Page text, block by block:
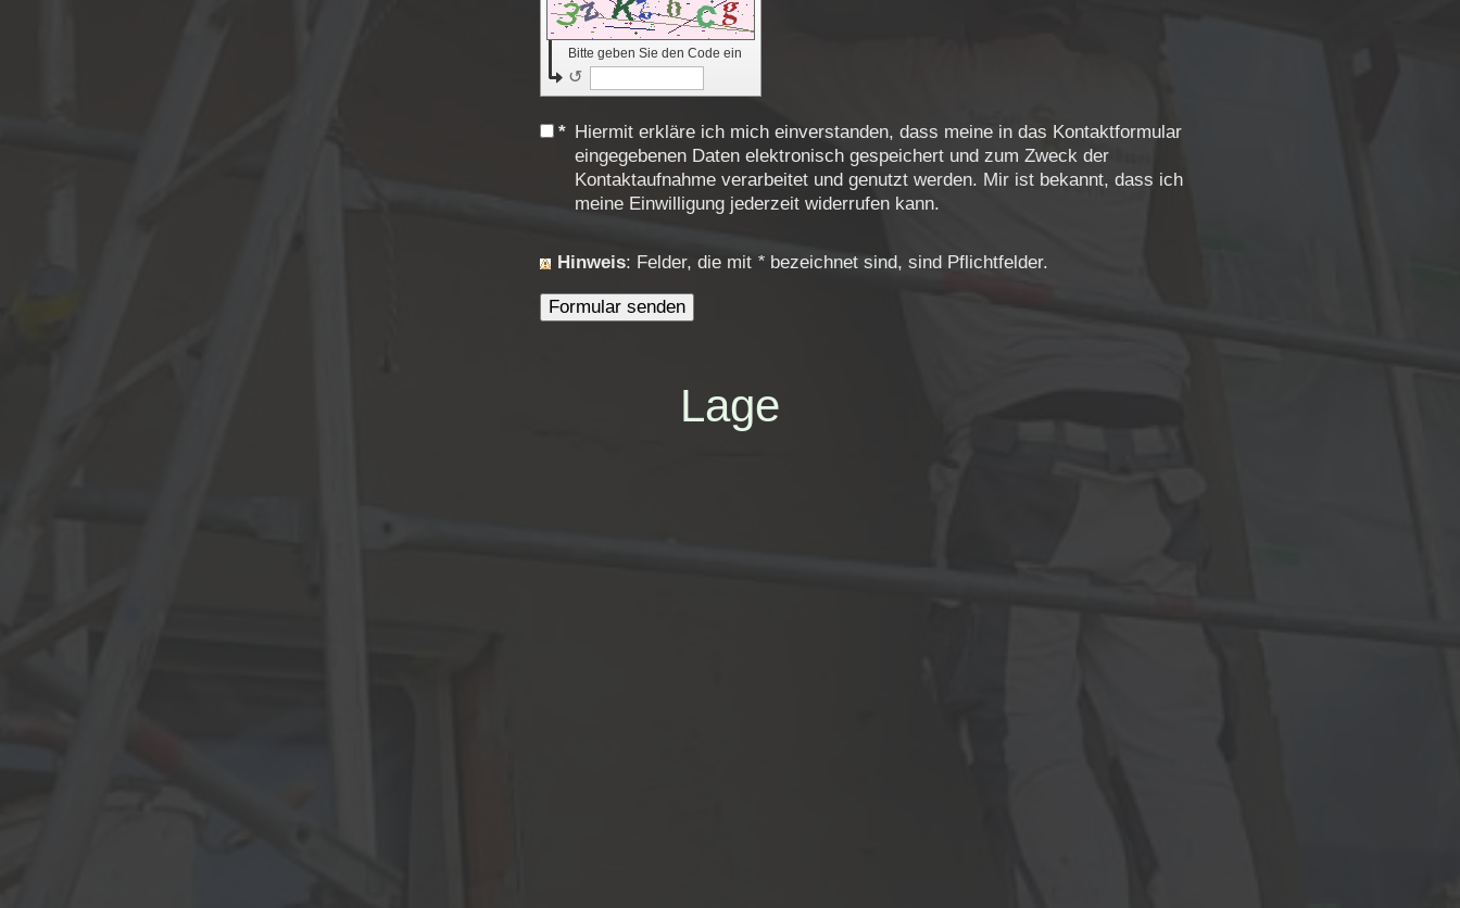
Bitte geben Sie den Code ein
↺
* Hiermit erkläre ich mich einverstanden, dass meine in das Kontaktformular
eingegebenen Daten elektronisch gespeichert und zum Zweck der
Kontaktaufnahme verarbeitet und genutzt werden. Mir ist bekannt, dass ich
meine Einwilligung jederzeit widerrufen kann.
Hinweis : Felder, die mit * bezeichnet sind, sind Pflichtfelder.
Lage